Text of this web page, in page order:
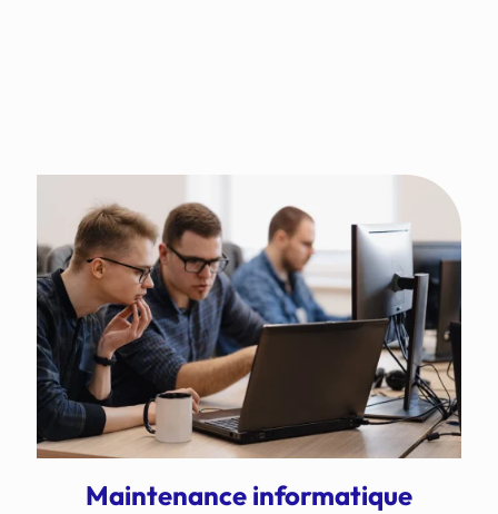
Maintenance informatique